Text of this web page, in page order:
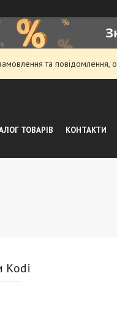
та повідомлення,
ТОВАРІВ КОНТАКТИ
Kodi